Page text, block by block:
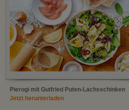
Pierogi mit Gutfried Puten-Lachsschinken
Jetzt herunterladen